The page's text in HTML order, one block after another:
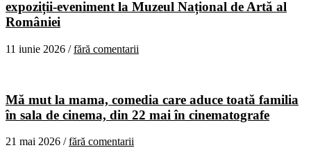
expoziții-eveniment la Muzeul Național de Artă al
României
11 iunie 2026 /fără comentarii
Mă mut la mama, comedia care aduce toată familia
în sala de cinema, din 22 mai în cinematografe
21 mai 2026 /fără comentarii